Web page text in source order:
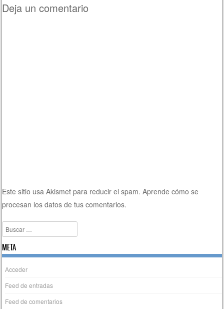
Deja un comentario
Este sitio usa Akismet para reducir el spam.Aprende cómo se
procesan los datos de tus comentarios.
Buscar
META
Acceder
Feed de entradas
Feed de comentarios